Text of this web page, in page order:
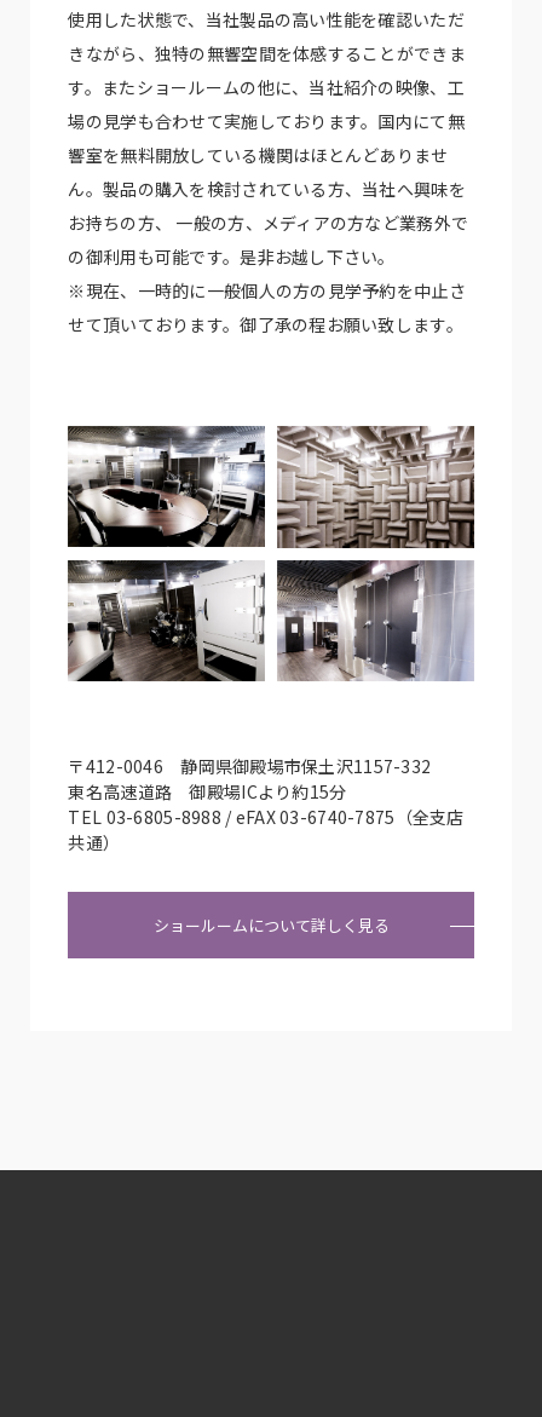
使用した状態で、当社製品の高い性能を確認いただ
きながら、独特の無響空間を体感することができま
す。またショールームの他に、当社紹介の映像、工
場の見学も合わせて実施しております。国内にて無
響室を無料開放している機関はほとんどありませ
ん。製品の購入を検討されている方、当社へ興味を
お持ちの方、 一般の方、メディアの方など業務外で
の御利用も可能です。是非お越し下さい。
※現在、一時的に一般個人の方の見学予約を中止さ
せて頂いております。御了承の程お願い致します。
〒412-0046 静岡県御殿場市保土沢1157-332
東名高速道路 御殿場ICより約15分
TEL 03-6805-8988 / eFAX 03-6740-7875（全支店
共通）
ショールームについて詳しく見る